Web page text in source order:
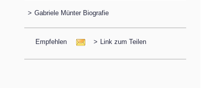
> Gabriele Münter Biografie
Empfehlen > Link zum Teilen